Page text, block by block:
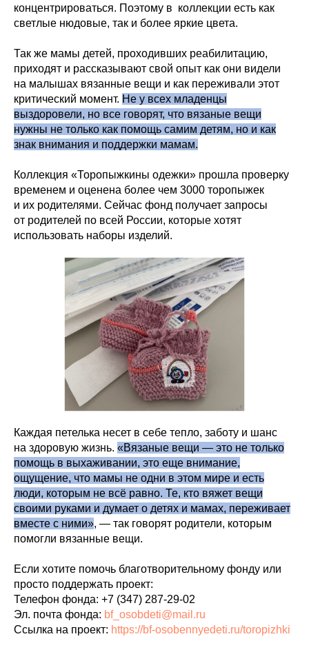
концентрироваться. Поэтому в коллекции есть как
светлые нюдовые, так и более яркие цвета.
Так же мамы детей, проходивших реабилитацию,
приходят и рассказывают свой опыт как они видели
на малышах вязанные вещи и как переживали этот
критический момент. Не у всех младенцы
выздоровели, но все говорят, что вязаные вещи
нужны не только как помощь самим детям, но и как
знак внимания и поддержки мамам.
Коллекция «Торопыжкины одежки» прошла проверку
временем и оценена более чем 3000 торопыжек
и их родителями. Сейчас фонд получает запросы
от родителей по всей России, которые хотят
использовать наборы изделий.
Каждая петелька несет в себе тепло, заботу и шанс
на здоровую жизнь. «Вязаные вещи — это не только
помощь в выхаживании, это еще внимание,
ощущение, что мамы не одни в этом мире и есть
люди, которым не всё равно. Те, кто вяжет вещи
своими руками и думает о детях и мамах, переживает
вместе с ними», — так говорят родители, которым
помогли вязанные вещи.
Если хотите помочь благотворительному фонду или
просто поддержать проект:
Телефон фонда: +7 (347) 287-29-02
Эл. почта фонда: bf_osobdeti@mail.ru
Ссылка на проект: https://bf-osobennyedeti.ru/toropizhki